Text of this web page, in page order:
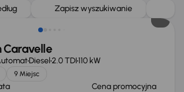
Zapisz wyszukiwanie
Caravelle
Diesel2.0 TDI110 kW
9 Miejsc
Cena promocyjna